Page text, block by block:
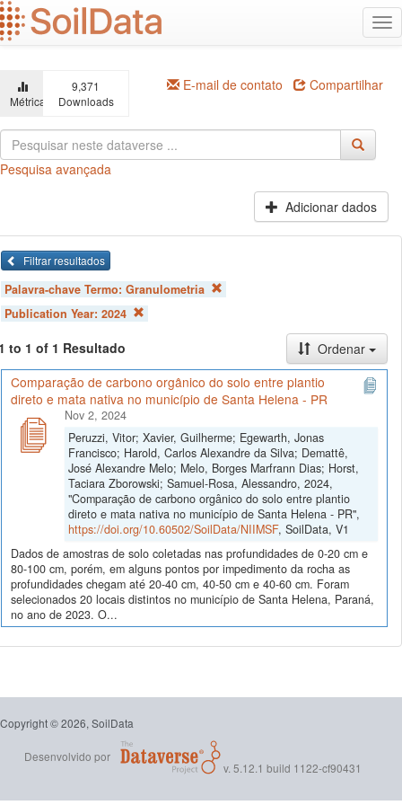
Ir
para
o
principal
Métricas
9,371
Downloads
E-mail de contato Compartilhar
Pesquisa avançada
Adicionar dados
Filtrar resultados
Palavra-chave Termo: Granulometria
Publication Year: 2024
to 1 of 1 Resultado
Ordenar
Comparação de carbono orgânico do solo entre plantio
direto e mata nativa no município de Santa Helena - PR
Nov 2, 2024
Peruzzi, Vitor; Xavier, Guilherme; Egewarth, Jonas
Francisco; Harold, Carlos Alexandre da Silva; Demattê,
José Alexandre Melo; Melo, Borges Marfrann Dias; Horst,
Taciara Zborowski; Samuel-Rosa, Alessandro, 2024,
"Comparação de carbono orgânico do solo entre plantio
direto e mata nativa no município de Santa Helena - PR",
https://doi.org/10.60502/SoilData/NIIMSF, SoilData, V1
Dados de amostras de solo coletadas nas profundidades de 0-20 cm e
80-100 cm, porém, em alguns pontos por impedimento da rocha as
profundidades chegam até 20-40 cm, 40-50 cm e 40-60 cm. Foram
selecionados 20 locais distintos no município de Santa Helena, Paraná,
no ano de 2023. O...
Copyright © 2026, SoilData
Desenvolvido por
v. 5.12.1 build 1122-cf90431